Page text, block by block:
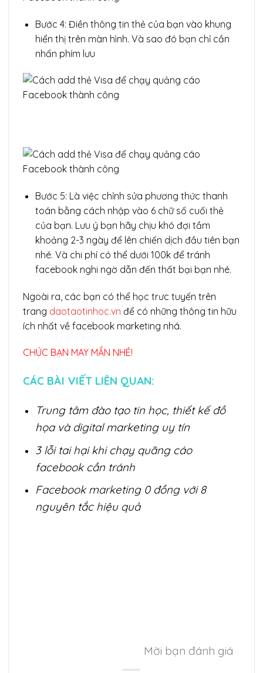
Bước 4: Điền thông tin thẻ của bạn vào khung
hiển thị trên màn hình. Và sao đó bạn chỉ cần
nhấn phím lưu
Bước 5: Là việc chỉnh sửa phương thức thanh
toán bằng cách nhập vào 6 chữ số cuối thẻ
của bạn. Lưu ý bạn hãy chịu khó đợi tầm
khoảng 2-3 ngày để lên chiến dịch đầu tiên bạn
nhé. Và chi phí có thể dưới 100k để tránh
facebook nghi ngờ dẫn đến thất bại bạn nhé.
Ngoài ra, các bạn có thể học trưc tuyến trên
trang daotaotinhoc.vn để có những thông tin hữu
ích nhất về facebook marketing nhá.
CHÚC BẠN MAY MẮN NHÉ!
CÁC BÀI VIẾT LIÊN QUAN:
Trung tâm đào tạo tin học, thiết kế đồ
họa và digital marketing uy tín
3 lỗi tai hại khi chạy quãng cáo
facebook cần tránh
Facebook marketing 0 đồng với 8
nguyên tắc hiệu quả
Mời bạn đánh giá